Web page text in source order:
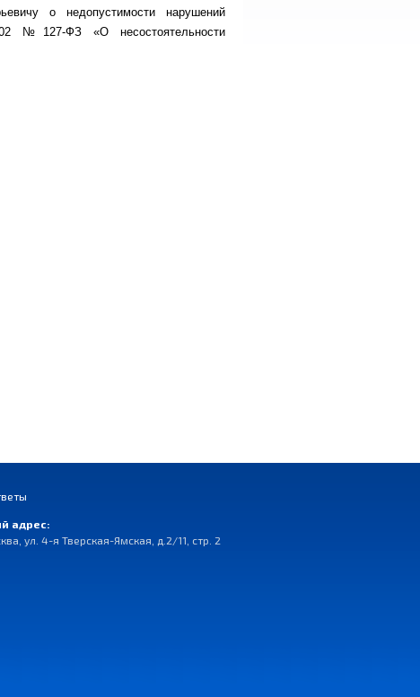
о недопустимости нарушений
№127-ФЗ «О несостоятельности
адрес:
ул. 4-я Тверская-Ямская, д.2/11, стр. 2